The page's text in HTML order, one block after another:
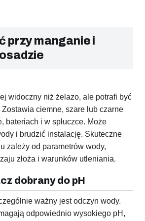
przy manganie i
widoczny niż żelazo, ale potrafi być
ciemne, szare lub czarne
bateriach i w spłuczce. Może
i brudzić instalację. Skuteczne
zależy od parametrów wody,
złoża i warunków utleniania.
dobrany do pH
ważny jest odczyn wody.
odpowiednio wysokiego pH,